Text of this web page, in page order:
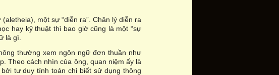
một sự “diễn ra”. Chân lý diễn ra
hay kỹ thuật thì bao giờ cũng là một “sự
là gì.
thường xem ngôn ngữ đơn thuần như
Theo cách nhìn của ông, quan niệm ấy là
tư duy tính toán chỉ biết sử dụng thông